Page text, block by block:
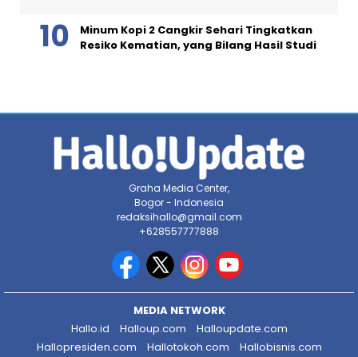
Minum Kopi 2 Cangkir Sehari Tingkatkan
Resiko Kematian, yang Bilang Hasil Studi
Graha Media Center,
Bogor - Indonesia
redaksihallo@gmail.com
+628557777888
MEDIA NETWORK
Hallo.id
Halloup.com
Halloupdate.com
Hallopresiden.com
Hallotokoh.com
Hallobisnis.com